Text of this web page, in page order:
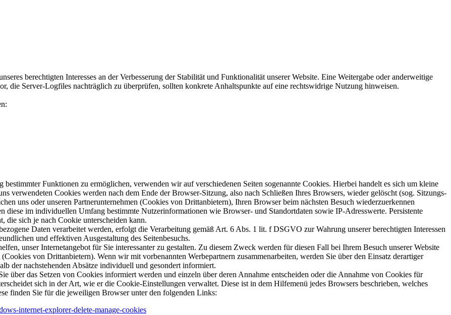
berechtigten Interesses an der Verbesserung der Stabilität und Funktionalität unserer Website. Eine Weitergabe oder anderweitige
die Server-Logfiles nachträglich zu überprüfen, sollten konkrete Anhaltspunkte auf eine rechtswidrige Nutzung hinweisen.
Funktionen zu ermöglichen, verwenden wir auf verschiedenen Seiten sogenannte Cookies. Hierbei handelt es sich um kleine
verwendeten Cookies werden nach dem Ende der Browser-Sitzung, also nach Schließen Ihres Browsers, wieder gelöscht (sog. Sitzungs-
uns oder unseren Partnerunternehmen (Cookies von Drittanbietern), Ihren Browser beim nächsten Besuch wiederzuerkennen
diese im individuellen Umfang bestimmte Nutzerinformationen wie Browser- und Standortdaten sowie IP-Adresswerte. Persistente
die sich je nach Cookie unterscheiden kann.
Daten verarbeitet werden, erfolgt die Verarbeitung gemäß Art. 6 Abs. 1 lit. f DSGVO zur Wahrung unserer berechtigten Interessen
und effektiven Ausgestaltung des Seitenbesuchs.
unser Internetangebot für Sie interessanter zu gestalten. Zu diesem Zweck werden für diesen Fall bei Ihrem Besuch unserer Website
von Drittanbietern). Wenn wir mit vorbenannten Werbepartnern zusammenarbeiten, werden Sie über den Einsatz derartiger
der nachstehenden Absätze individuell und gesondert informiert.
über das Setzen von Cookies informiert werden und einzeln über deren Annahme entscheiden oder die Annahme von Cookies für
sich in der Art, wie er die Cookie-Einstellungen verwaltet. Diese ist in dem Hilfemenü jedes Browsers beschrieben, welches
finden Sie für die jeweiligen Browser unter den folgenden Links:
internet-explorer-delete-manage-cookies